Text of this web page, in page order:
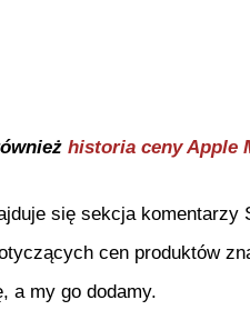
historia cenyApple
się sekcja
cen produktów
a my go dodamy.